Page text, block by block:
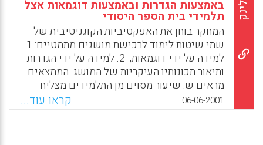
לינק באמצעות הגדרות ובאמצעות דוגמאות אצל
תלמידי בית הספר היסודי
המחקר בוחן את האפקטיביות הקוגניטיבית של
שתי שיטות לימוד לרכישת מושגים מתמטיים: 1.
למידה על ידי דוגמאות; ‏ 2. למידה על ידי הגדרות
ותיאור תכונותיו העיקריות של המושג. הממצאים
מראים ש: שיעור מסוים מן התלמידים מצליח
לרכוש מושגים מתמטיים לאחר שלמד אותם
באחת מן השיטות שנבדקו. א. קיימת פעילות
06-06-2001 קראו עוד...